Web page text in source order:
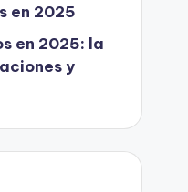
en 2025
en 2025: la
y